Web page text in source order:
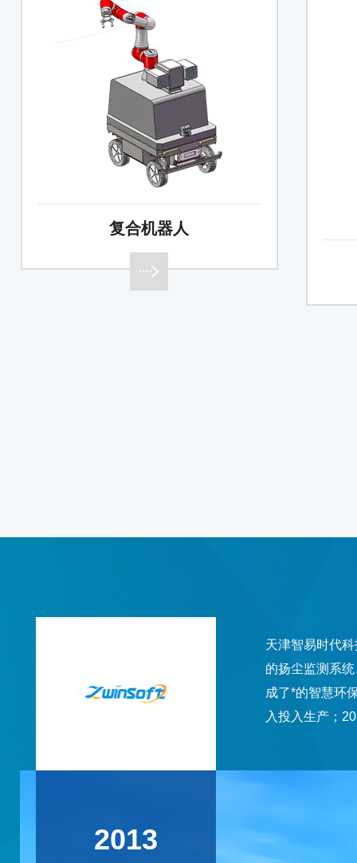
扬尘在线监测一体机
天津智易时代
的扬尘监测系
成了*的智慧环
入投入生产；
2013